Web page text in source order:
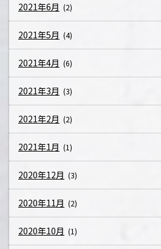
2021年6月 (2)
2021年5月 (4)
2021年4月 (6)
2021年3月 (3)
2021年2月 (2)
2021年1月 (1)
2020年12月 (3)
2020年11月 (2)
2020年10月 (1)